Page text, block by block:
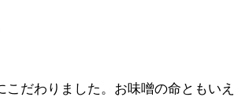
こだわりました。お味噌の命ともいえ